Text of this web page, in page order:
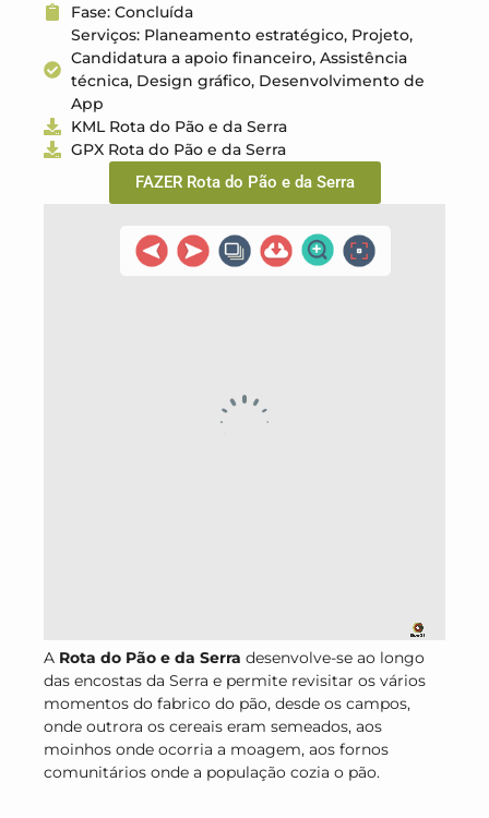
Fase: Concluída
Serviços: Planeamento estratégico, Projeto,
Candidatura a apoio financeiro, Assistência
técnica, Design gráfico, Desenvolvimento de
App
KML Rota do Pão e da Serra​
GPX Rota do Pão e da Serra
FAZER Rota do Pão e da Serra
A Rota do Pão e da Serra desenvolve-se ao longo
das encostas da Serra e permite revisitar os vários
momentos do fabrico do pão, desde os campos,
onde outrora os cereais eram semeados, aos
moinhos onde ocorria a moagem, aos fornos
comunitários onde a população cozia o pão.